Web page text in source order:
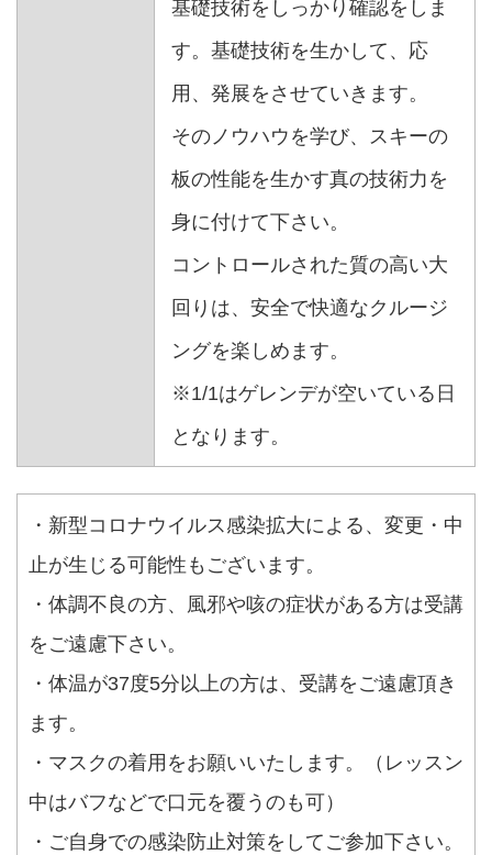
基礎技術をしっかり確認をしま
す。 基礎技術を生かして、応
用、発展をさせていきます。
そのノウハウを学び、スキーの
板の性能を生かす真の技術力を
身に付けて下さい。
コントロールされた質の高い大
回りは、安全で快適なクルージ
ングを楽しめます。
※1/1はゲレンデが空いている日
となります。
・新型コロナウイルス感染拡大による、変更・中
止が生じる可能性もございます。
・体調不良の方、風邪や咳の症状がある方は受講
をご遠慮下さい。
・体温が37度5分以上の方は、受講をご遠慮頂き
ます。
・マスクの着用をお願いいたします。（レッスン
中はバフなどで口元を覆うのも可）
・ご自身での感染防止対策をしてご参加下さい。